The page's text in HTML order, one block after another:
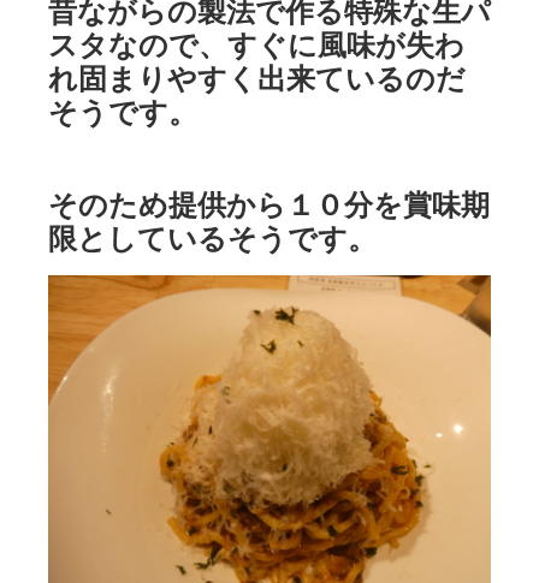
昔ながらの製法で作る特殊な生パ
スタなので、すぐに風味が失わ
れ固まりやすく出来ているのだ
そうです。
そのため提供から１０分を賞味期
限としているそうです。